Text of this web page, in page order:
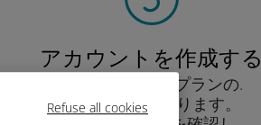
Refuse all cookies
アカウントを作成する
すると、データプランの.
使用が可能となります。